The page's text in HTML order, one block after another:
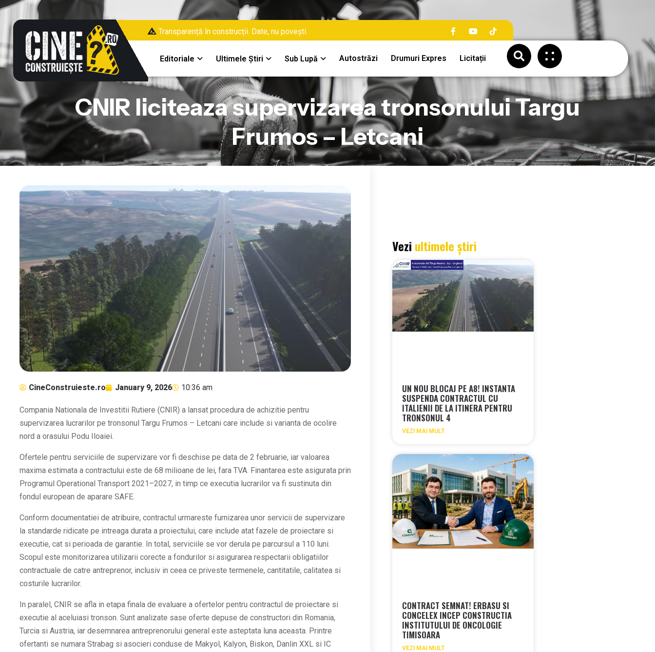
Transparență în construcții. Date, nu povești.
Editoriale Ultimele Știri Sub Lupă Autostrăzi Drumuri Expres Licitații
CNIR liciteaza supervizarea tronsonului Targu
Frumos – Letcani
CineConstruieste.ro January 9, 2026 10:36 am
Compania Nationala de Investitii Rutiere (CNIR) a lansat procedura de achizitie pentru
supervizarea lucrarilor pe tronsonul Targu Frumos – Letcani care include si varianta de ocolire
nord a orasului Podu Iloaiei.
Ofertele pentru serviciile de supervizare vor fi deschise pe data de 2 februarie, iar valoarea
maxima estimata a contractului este de 68 milioane de lei, fara TVA. Finantarea este asigurata prin
Programul Operational Transport 2021–2027, in timp ce executia lucrarilor va fi sustinuta din
fondul european de aparare SAFE.
Conform documentatiei de atribuire, contractul urmareste furnizarea unor servicii de supervizare
la standarde ridicate pe intreaga durata a proiectului, care include atat fazele de proiectare si
executie, cat si perioada de garantie. In total, serviciile se vor derula pe parcursul a 110 luni.
Scopul este monitorizarea utilizarii corecte a fondurilor si asigurarea respectarii obligatiilor
contractuale de catre antreprenor, inclusiv in ceea ce priveste termenele, cantitatile, calitatea si
costurile lucrarilor.
In paralel, CNIR se afla in etapa finala de evaluare a ofertelor pentru contractul de proiectare si
executie al aceluiasi tronson. Sunt analizate sase oferte depuse de constructori din Romania,
Turcia si Austria, iar desemnarea antreprenorului general este asteptata luna aceasta. Printre
ofertanti se numara Strabag si asocieri conduse de Makyol, Kalyon, Biskon, Danlin XXL si IC
Vezi ultimele știri
UN NOU BLOCAJ PE A8! INSTANTA
SUSPENDA CONTRACTUL CU
ITALIENII DE LA ITINERA PENTRU
TRONSONUL 4
VEZI MAI MULT
CONTRACT SEMNAT! ERBASU SI
CONCELEX INCEP CONSTRUCTIA
INSTITUTULUI DE ONCOLOGIE
TIMISOARA
VEZI MAI MULT